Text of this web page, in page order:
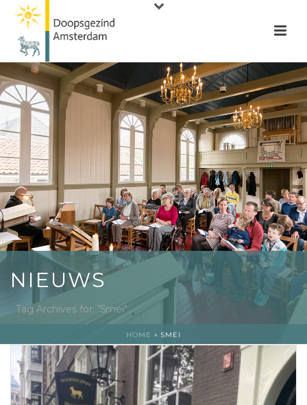
NIEUWS
Tag Archives for: "5mei"
HOME » 5MEI